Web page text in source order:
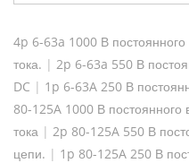
4p 6-63a 1000 В постоянного
тока. | 2p 6-63a 550 В
DC | 1p 6-63A 250 В
80-125A 1000 В постоянного
тока | 2p 80-125A 550 В
цепи. | 1p 80-125A 250 В